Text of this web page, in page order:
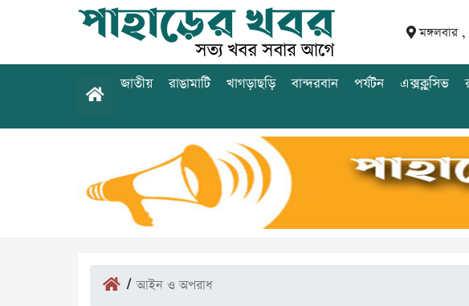
মঙ্গলবার
জাতীয় রাঙামাটি খাগড়াছড়ি বান্দরবান পর্যটন এক্সক্লুসিভ
/আইন ও অপরাধ